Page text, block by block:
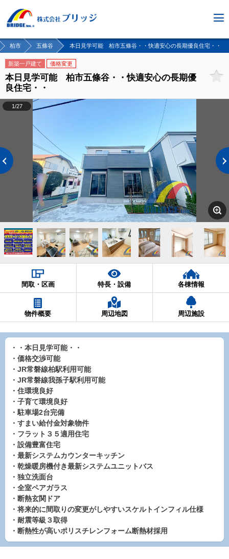
柏市 五條谷 本日見学可能 柏市五條谷・・快適安心の長期優良住宅・・
新築一戸建て 価格変更
本日見学可能 柏市五條谷・・快適安心の長期優
良住宅・・
1/27
間取・区画 特長・設備 各棟情報
物件概要 周辺地図 周辺施設
・・本日見学可能・・
・価格交渉可能
・JR常磐線柏駅利用可能
・JR常磐線我孫子駅利用可能
・住環境良好
・子育て環境良好
・駐車場2台完備
・すまい給付金対象物件
・フラット３５適用住宅
・設備豊富住宅
・最新システムカウンターキッチン
・乾燥暖房機付き最新システムユニットバス
・独立洗面台
・全室ペアガラス
・断熱玄関ドア
・将来的に間取りの変更がしやすいスケルトインフィル仕様
・耐震等級３取得
・断熱性が高いポリスチレンフォーム断熱材採用